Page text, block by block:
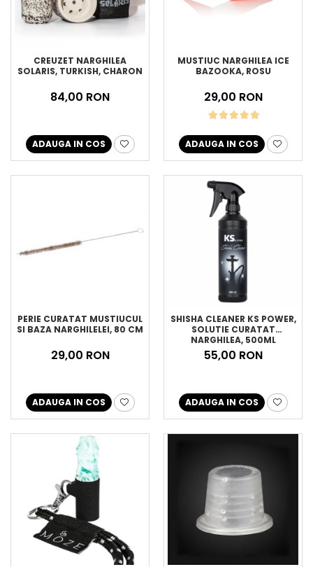
CREUZET NARGHILEA
SOLARIS, TURKISH, CHARON
84,00 RON
ADAUGA IN COS
MUSTIUC NARGHILEA ICE
BAZOOKA, ROSU
29,00 RON
ADAUGA IN COS
PERIE CURATAT MUSTIUCUL
SI BAZA NARGHILELEI, 80 CM
29,00 RON
ADAUGA IN COS
SHISHA CLEANER KS POWER,
SOLUTIE CURATAT
NARGHILEA, 500ML
55,00 RON
ADAUGA IN COS